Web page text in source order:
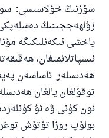
سۆزنىڭ خۇلاسىسى:
زۇلھەججىنىڭ
ياخشى ئىكەنلىكىگە
ئىسپاتلانمىغان،
ھەدىسلەر ئاساسەن
توقۇلغان يالغان
ئون كۈنى ۋە ئۇ
بولۇپ روزا تۇتۇش